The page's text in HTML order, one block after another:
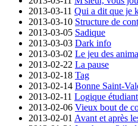
2013-03-11 Qui a dit que je
2013-03-10 Structure de
2013-03-05 Sadique
2013-03-03 Dark info
2013-03-02 Le jeu des
2013-02-22 La pause
2013-02-18 Tag
2013-02-14 Bonne Saint-
2013-02-11 Logique
2013-02-06 Vieux bout de
2013-02-01 Avant et après